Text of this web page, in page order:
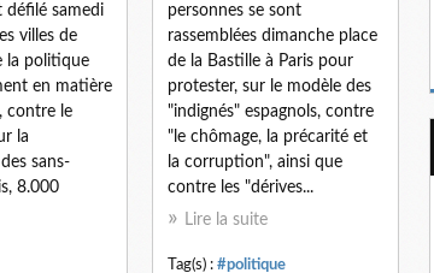
défilé samedi
villes de
la politique
en matière
contre le
la
sans-
8.000
personnes se sont
rassemblées dimanche place
de la Bastille à Paris pour
protester, sur le modèle des
"indignés" espagnols, contre
"le chômage, la précarité et
la corruption", ainsi que
contre les "dérives...
Lire la suite
Tag(s) : #politique